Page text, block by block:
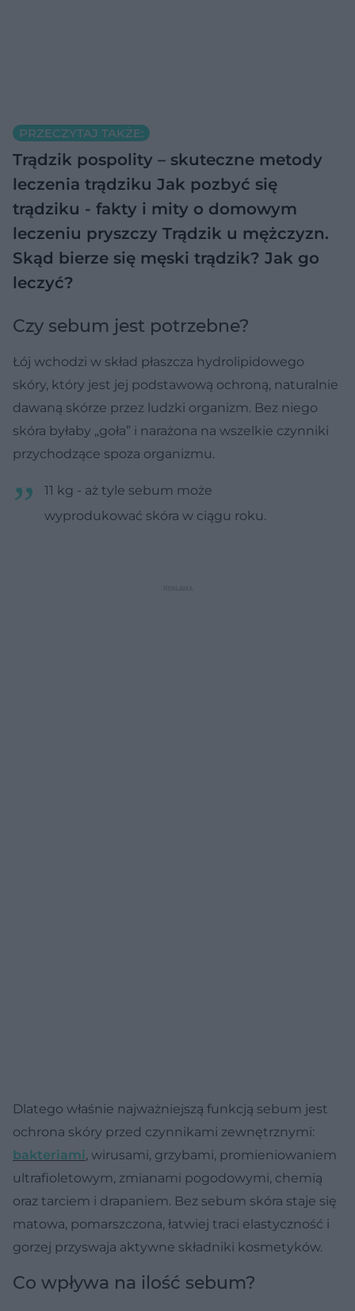
PRZECZYTAJ TAKŻE:
Trądzik pospolity – skuteczne metody
leczenia trądziku Jak pozbyć się
trądziku - fakty i mity o domowym
leczeniu pryszczy Trądzik u mężczyzn.
Skąd bierze się męski trądzik? Jak go
leczyć?
Czy sebum jest potrzebne?
Łój wchodzi w skład płaszcza hydrolipidowego
skóry, który jest jej podstawową ochroną, naturalnie
dawaną skórze przez ludzki organizm. Bez niego
skóra byłaby „goła” i narażona na wszelkie czynniki
przychodzące spoza organizmu.
11 kg - aż tyle sebum może
wyprodukować skóra w ciągu roku.
Dlatego właśnie najważniejszą funkcją sebum jest
ochrona skóry przed czynnikami zewnętrznymi:
bakteriami, wirusami, grzybami, promieniowaniem
ultrafioletowym, zmianami pogodowymi, chemią
oraz tarciem i drapaniem. Bez sebum skóra staje się
matowa, pomarszczona, łatwiej traci elastyczność i
gorzej przyswaja aktywne składniki kosmetyków.
Co wpływa na ilość sebum?